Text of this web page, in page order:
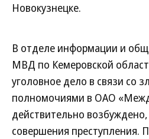
Новокузнецке.
В отделе информации и
МВД по Кемеровской
уголовное дело в связи со
полномочиями в ОАО
действительно
совершения преступления.